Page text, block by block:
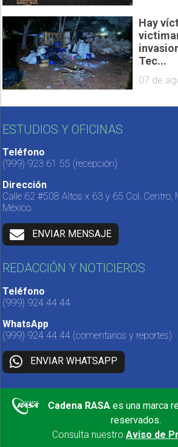
Hay
Tec...
07 de
ESTUDIOS Y OFICINAS
Teléfono
(999) 923 61 55 (recepción)
Dirección
Calle 62 #508 Altos x 63 y 65 Col. Centro,
México.
ENVIAR MENSAJE
REDACCIÓN Y NOTICIEROS
Teléfono
(999) 924 44 44
WhatsApp
(999) 924 44 44 (comentarios y reportes)
ENVIAR WHATSAPP
Cadena RASA es una marca
reservados.
Consulta nuestro Aviso de